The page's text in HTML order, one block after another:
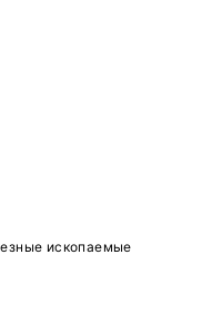
ископаемые